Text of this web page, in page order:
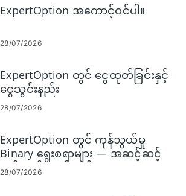
ExpertOption အကောင့်ဝင်ပါ။
28/07/2026
ExpertOption တွင် ငွေထုတ်ခြင်းနှင့်
ငွေသွင်းနည်း
28/07/2026
ExpertOption တွင် ကုန်သွယ်မှု
Binary ရွေးစရာများ — အဆင့်ဆင့်
ကုန်သွယ်မှုလမ်းညွှန်
28/07/2026